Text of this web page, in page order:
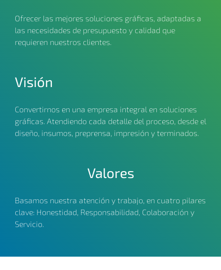
Ofrecer las mejores soluciones gráficas, adaptadas a
las necesidades de presupuesto y calidad que
requieren nuestros clientes.
Visión
Convertirnos en una empresa integral en soluciones
gráficas. Atendiendo cada detalle del proceso, desde el
diseño, insumos, preprensa, impresión y terminados.
Valores
Basamos nuestra atención y trabajo, en cuatro pilares
clave: Honestidad, Responsabilidad, Colaboración y
Servicio.